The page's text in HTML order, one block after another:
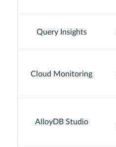
Query Insights
Cloud Monitoring
AlloyDB Studio